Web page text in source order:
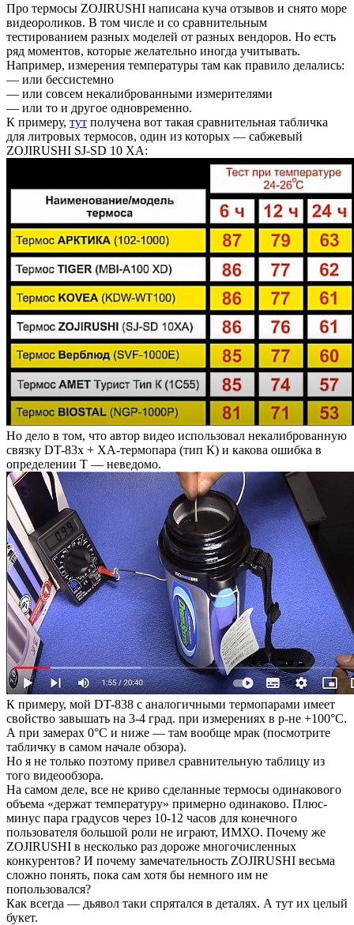
Про термосы ZOJIRUSHI написана куча отзывов и снято море
видеороликов. В том числе и со сравнительным
тестированием разных моделей от разных вендоров. Но есть
ряд моментов, которые желательно иногда учитывать.
Например, измерения температуры там как правило делались:
— или бессистемно
— или совсем некалиброванными измерителями
— или то и другое одновременно.
К примеру, тут получена вот такая сравнительная табличка
для литровых термосов, один из которых — сабжевый
ZOJIRUSHI SJ-SD 10 XA:
Но дело в том, что автор видео использовал некалиброванную
связку DT-83х + ХА-термопара (тип К) и какова ошибка в
определении Т — неведомо.
К примеру, мой DT-838 с аналогичными термопарами имеет
свойство завышать на 3-4 град. при измерениях в р-не +100°C.
А при замерах 0°C и ниже — там вообще мрак (посмотрите
табличку в самом начале обзора).
Но я не только поэтому привел сравнительную таблицу из
того видеообзора.
На самом деле, все не криво сделанные термосы одинакового
объема «держат температуру» примерно одинаково. Плюс-
минус пара градусов через 10-12 часов для конечного
пользователя большой роли не играют, ИМХО. Почему же
ZOJIRUSHI в несколько раз дороже многочисленных
конкурентов? И почему замечательность ZOJIRUSHI весьма
сложно понять, пока сам хотя бы немного им не
попользовался?
Как всегда — дьявол таки спрятался в деталях. А тут их целый
букет.